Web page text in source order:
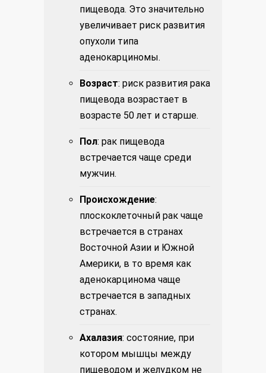
пищевода. Это значительно
увеличивает риск развития
опухоли типа
аденокарциномы.
Возраст: риск развития рака
пищевода возрастает в
возрасте 50 лет и старше.
Пол: рак пищевода
встречается чаще среди
мужчин.
Происхождение:
плоскоклеточный рак чаще
встречается в странах
Восточной Азии и Южной
Америки, в то время как
аденокарцинома чаще
встречается в западных
странах.
Ахалазия: состояние, при
котором мышцы между
пищеводом и желудком не